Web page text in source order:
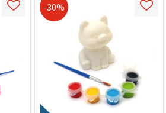
-30%